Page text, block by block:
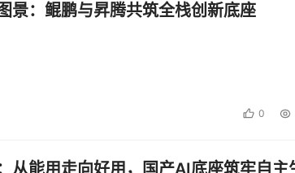
景：鲲鹏与昇腾共筑全栈创新底座
0
从能用走向好用，国产AI底座筑牢自主